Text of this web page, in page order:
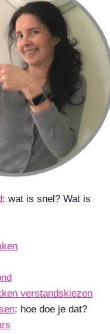
: wat is snel? Wat is
verstandskiezen
: hoe doe je dat?